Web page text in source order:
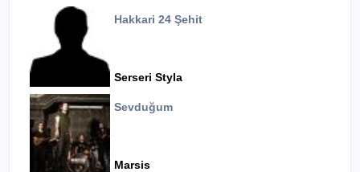
Hakkari 24 Şehit
Serseri Styla
Sevduğum
Marsis